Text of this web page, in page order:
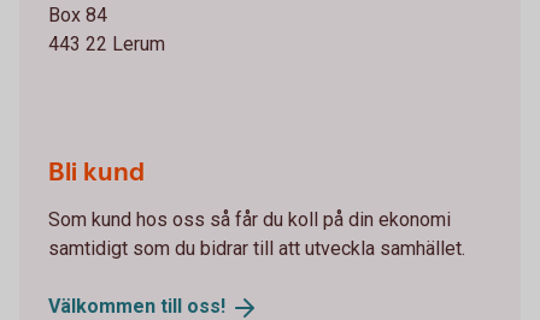
Box 84
443 22 Lerum
Bli kund
Som kund hos oss så får du koll på din ekonomi
samtidigt som du bidrar till att utveckla samhället.
Välkommen till oss!